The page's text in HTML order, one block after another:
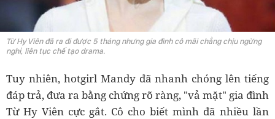
Từ Hy Viên đã ra đi được 5 tháng nhưng gia đình cô mãi chẳng chịu ngừng
nghỉ, liên tục chế tạo drama.
Tuy nhiên, hotgirl Mandy đã nhanh chóng lên tiếng
đáp trả, đưa ra bằng chứng rõ ràng, "vả mặt" gia đình
Từ Hy Viên cực gắt. Cô cho biết mình đã nhiều lần